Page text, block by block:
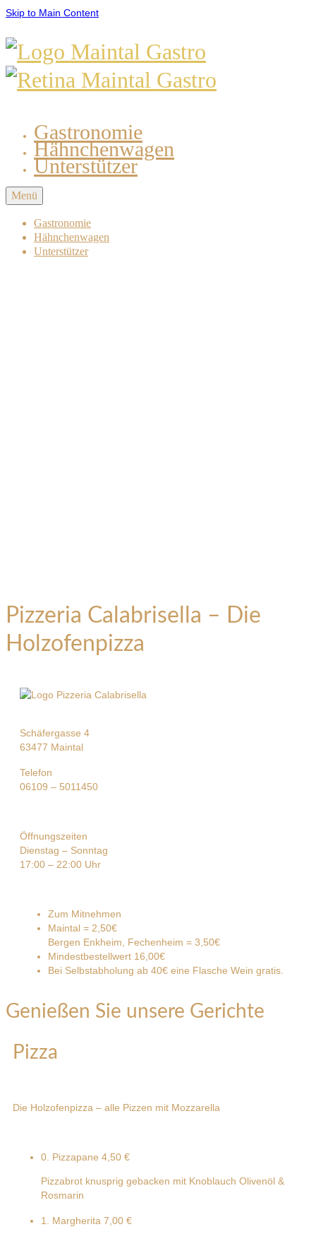
Skip to Main Content
Gastronomie
Hähnchenwagen
Unterstützer
Menü
Gastronomie
Hähnchenwagen
Unterstützer
Pizzeria Calabrisella – Die
Holzofenpizza
Schäfergasse 4
63477 Maintal
Telefon
06109 – 5011450
Öffnungszeiten
Dienstag – Sonntag
17:00 – 22:00 Uhr
Zum Mitnehmen
Maintal = 2,50€
Bergen Enkheim, Fechenheim = 3,50€
Mindestbestellwert 16,00€
Bei Selbstabholung ab 40€ eine Flasche Wein gratis.
Genießen Sie unsere Gerichte
Pizza
Die Holzofenpizza – alle Pizzen mit Mozzarella
0. Pizzapane 4,50 €
Pizzabrot knusprig gebacken mit Knoblauch Olivenöl &
Rosmarin
1. Margherita 7,00 €